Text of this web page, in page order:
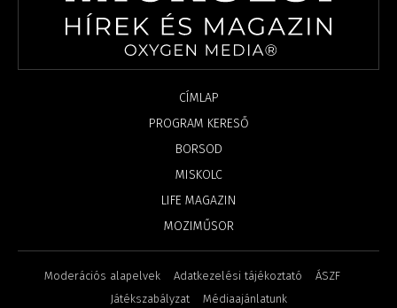
CÍMLAP
PROGRAM KERESŐ
BORSOD
MISKOLC
LIFE MAGAZIN
MOZIMŰSOR
Moderációs alapelvek Adatkezelési tájékoztató
ÁSZF
Játékszabályzat
Médiaajánlatunk